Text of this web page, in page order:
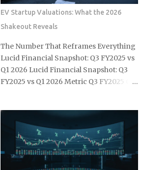
Glow Liquid Filter , around $13, a
buildable complexion product with no
SPF that drives some of the most
consistent repeat purchases on TikTok
Shop Sol de Janeiro Brazilian Bum Bum
Cream , the 240ml jar at roughly $48, a
body care staple that somehow finds a
Mask in Berry, 20g for about $24, one of
the longest-running TikTok beauty
products out there, with sustained
weekly sales volume that's held into
2026 Drunk Elephant Protini
EV Startup Valuations: What the 2026
Shakeout Reveals
The Number That Reframes Everything
Lucid Financial Snapshot: Q3 FY2025 vs
Q1 2026 Lucid Financial Snapshot: Q3
FY2025 vs Q1 2026 Metric Q3 FY2025 Q1
Implied Operating Loss $1.03B $922M+
Headline Signal Seven-quarter high
loss Misleading improvement Vehicle
Price Range Above $70,000 Above
$70,000 Note: Q1 2026 operating loss